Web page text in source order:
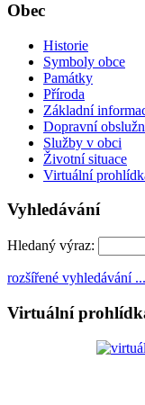
Obec
Historie
Symboly obce
Památky
Příroda
Základní
Dopravní
Služby v obci
Životní situace
Virtuální
Vyhledávání
Hledaný výraz:
rozšířené vyhledávání ...
Virtuální